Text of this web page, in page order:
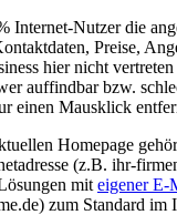
Internet-Nutzer die
Preise,
hier nicht
auffindbar bzw.
einen Mausklick
Homepage
(z.B. ihr-
mit eigener E-
zum Standard im